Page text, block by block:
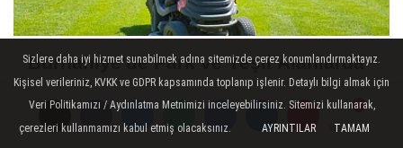
Yorumlar
Yorumlar
Burhaniye'de Park ve Yeşil Alanlarda
Kapsamlı Bakım Çalışmaları Sürüyor
Sizlere daha iyi hizmet sunabilmek adına sitemizde çerez konumlandırmaktayız.
Kişisel verileriniz, KVKK ve GDPR kapsamında toplanıp işlenir. Detaylı bilgi almak için
Veri Politikamızı / Aydınlatma Metnimizi inceleyebilirsiniz. Sitemizi kullanarak,
çerezleri kullanmamızı kabul etmiş olacaksınız.
AYRINTILAR TAMAM